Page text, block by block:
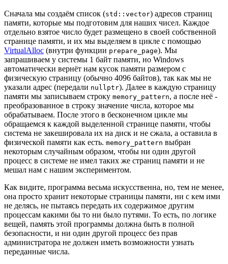
Сначала мы создаём список (std::vector) адресов страниц
памяти, которые мы подготовим для наших чисел. Каждое
отдельно взятое число будет размещено в своей собственной
странице памяти, и их мы выделяем в цикле с помощью
VirtualAlloc (внутри функции prepare_page). Мы
запрашиваем у системы 1 байт памяти, но Windows
автоматически вернёт нам кусок памяти размером с
физическую страницу (обычно 4096 байтов), так как мы не
указали адрес (передали nullptr). Далее в каждую страницу
памяти мы записываем строку memory_pattern, а после неё -
преобразованное в строку значение числа, которое мы
обрабатываем. После этого в бесконечном цикле мы
обращаемся к каждой выделенной странице памяти, чтобы
система не закешировала их на диск и не сжала, а оставила в
физической памяти как есть. memory_pattern выбран
некоторым случайным образом, чтобы ни один другой
процесс в системе не имел таких же страниц памяти и не
мешал нам с нашим экспериментом.
Как видите, программа весьма искусственна, но, тем не менее,
она просто хранит некоторые страницы памяти, ни с кем ими
не делясь, не пытаясь передать их содержимое другим
процессам какими бы то ни было путями. То есть, по логике
вещей, память этой программы должна быть в полной
безопасности, и ни один другой процесс без прав
администратора не должен иметь возможности узнать
переданные числа.